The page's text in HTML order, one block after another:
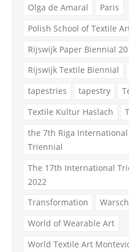
Olga de Amaral
Paris
Polish School of Textile
Rijswijk Paper Biennial
Rijswijk Textile Biennial
tapestries
tapestry
Textile Kultur Haslach
the 7th Riga
Triennial
The 17th International
2022
Transformation
World of Wearable Art
World Textile Art